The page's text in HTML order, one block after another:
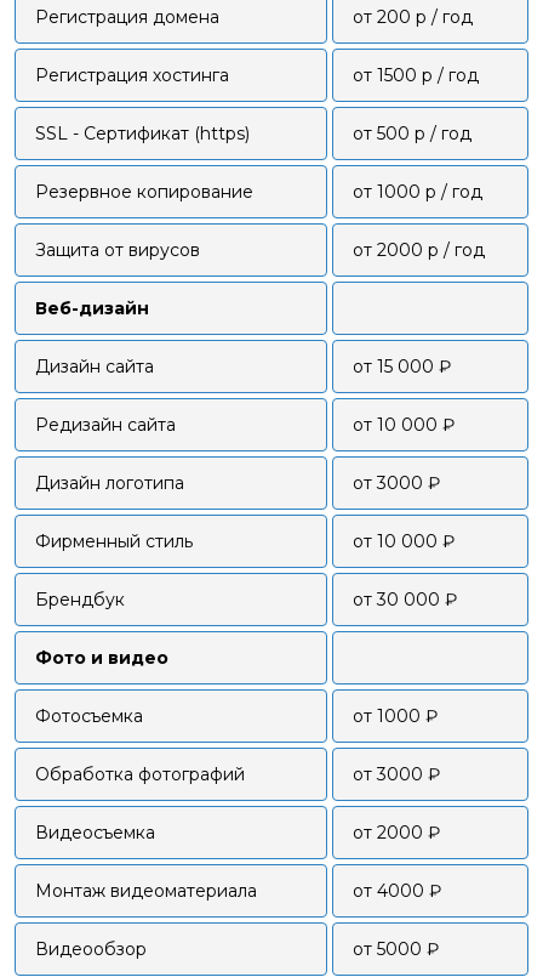
Регистрация домена от 200 р / год
Регистрация хостинга от 1500 р / год
SSL - Сертификат (https) от 500 р / год
Резервное копирование от 1000 р / год
Защита от вирусов от 2000 р / год
Веб-дизайн
Дизайн сайта от 15 000 ₽
Редизайн сайта от 10 000 ₽
Дизайн логотипа от 3000 ₽
Фирменный стиль от 10 000 ₽
Брендбук от 30 000 ₽
Фото и видео
Фотосъемка от 1000 ₽
Обработка фотографий от 3000 ₽
Видеосъемка от 2000 ₽
Монтаж видеоматериала от 4000 ₽
Видеообзор от 5000 ₽